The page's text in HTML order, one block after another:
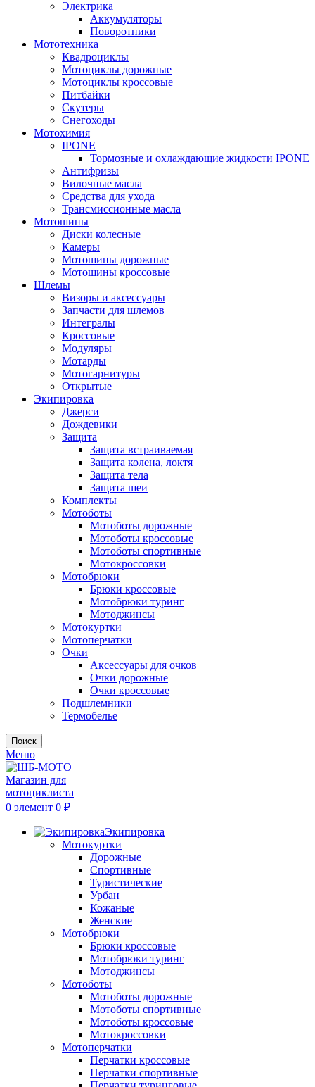
Электрика
Аккумуляторы
Поворотники
Мототехника
Квадроциклы
Мотоциклы дорожные
Мотоциклы кроссовые
Питбайки
Скутеры
Снегоходы
Мотохимия
IPONE
Тормозные и охлаждающие жидкости IPONE
Антифризы
Вилочные масла
Средства для ухода
Трансмиссионные масла
Мотошины
Диски колесные
Камеры
Мотошины дорожные
Мотошины кроссовые
Шлемы
Визоры и аксессуары
Запчасти для шлемов
Интегралы
Кроссовые
Модуляры
Мотарды
Мотогарнитуры
Открытые
Экипировка
Джерси
Дождевики
Защита
Защита встраиваемая
Защита колена, локтя
Защита тела
Защита шеи
Комплекты
Мотоботы
Мотоботы дорожные
Мотоботы кроссовые
Мотоботы спортивные
Мотокроссовки
Мотобрюки
Брюки кроссовые
Мотобрюки туринг
Мотоджинсы
Мотокуртки
Мотоперчатки
Очки
Аксессуары для очков
Очки дорожные
Очки кроссовые
Подшлемники
Термобелье
Поиск
Меню
0 элемент 0 ₽
Экипировка
Мотокуртки
Дорожные
Спортивные
Туристические
Урбан
Кожаные
Женские
Мотобрюки
Брюки кроссовые
Мотобрюки туринг
Мотоджинсы
Мотоботы
Мотоботы дорожные
Мотоботы спортивные
Мотоботы кроссовые
Мотокроссовки
Мотоперчатки
Перчатки кроссовые
Перчатки спортивные